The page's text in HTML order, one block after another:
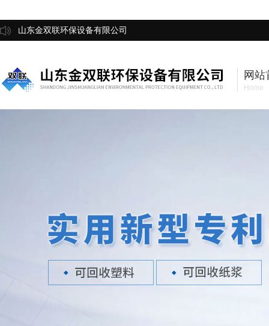
山东金双联环保设备有限公司
网站
Home